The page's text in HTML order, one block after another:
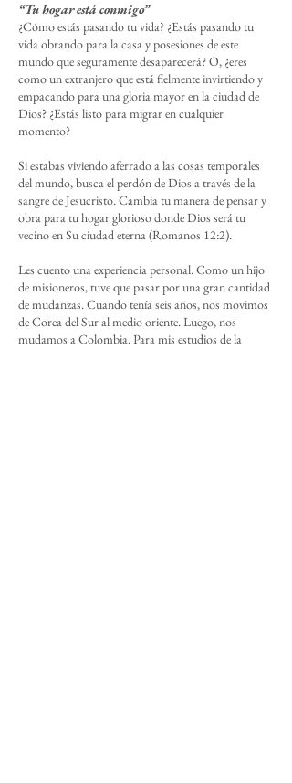
“Tu hogar está conmigo”
¿Cómo estás pasando tu vida? ¿Estás pasando tu
vida obrando para la casa y posesiones de este
mundo que seguramente desaparecerá? O, ¿eres
como un extranjero que está fielmente invirtiendo y
empacando para una gloria mayor en la ciudad de
Dios? ¿Estás listo para migrar en cualquier
momento?
Si estabas viviendo aferrado a las cosas temporales
del mundo, busca el perdón de Dios a través de la
sangre de Jesucristo. Cambia tu manera de pensar y
obra para tu hogar glorioso donde Dios será tu
vecino en Su ciudad eterna (Romanos 12:2).
Les cuento una experiencia personal. Como un hijo
de misioneros, tuve que pasar por una gran cantidad
de mudanzas. Cuando tenía seis años, nos movimos
de Corea del Sur al medio oriente. Luego, nos
mudamos a Colombia. Para mis estudios de la